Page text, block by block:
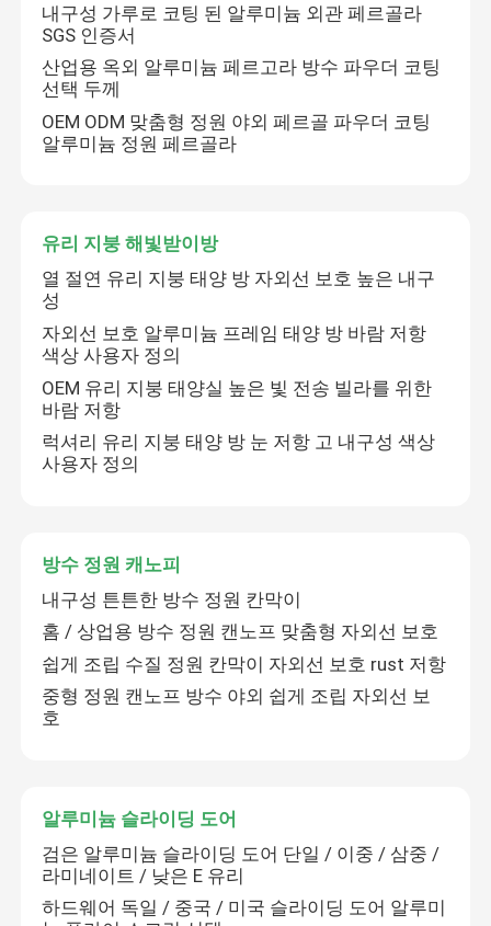
제품
비디오
내구성 가루로 코팅 된 알루미늄 외관 페르골라
SGS 인증서
산업용 옥외 알루미늄 페르고라 방수 파우더 코팅
선택 두께
OEM ODM 맞춤형 정원 야외 페르골 파우더 코팅
알루미늄 정원 페르골라
유리 지붕 해빛받이방
열 절연 유리 지붕 태양 방 자외선 보호 높은 내구
성
자외선 보호 알루미늄 프레임 태양 방 바람 저항
색상 사용자 정의
OEM 유리 지붕 태양실 높은 빛 전송 빌라를 위한
바람 저항
럭셔리 유리 지붕 태양 방 눈 저항 고 내구성 색상
사용자 정의
방수 정원 캐노피
내구성 튼튼한 방수 정원 칸막이
홈 / 상업용 방수 정원 캔노프 맞춤형 자외선 보호
쉽게 조립 수질 정원 칸막이 자외선 보호 rust 저항
중형 정원 캔노프 방수 야외 쉽게 조립 자외선 보
호
알루미늄 슬라이딩 도어
검은 알루미늄 슬라이딩 도어 단일 / 이중 / 삼중 /
라미네이트 / 낮은 E 유리
하드웨어 독일 / 중국 / 미국 슬라이딩 도어 알루미